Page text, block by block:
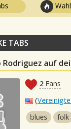
TABS
auf
2 Fans
(
blues
folk